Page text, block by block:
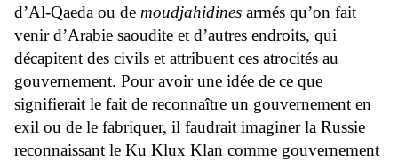
d’Al-Qaeda ou de moudjahidines armés qu’on fait
venir d’Arabie saoudite et d’autres endroits, qui
décapitent des civils et attribuent ces atrocités au
gouvernement. Pour avoir une idée de ce que
signifierait le fait de reconnaître un gouvernement en
exil ou de le fabriquer, il faudrait imaginer la Russie
reconnaissant le Ku Klux Klan comme gouvernement